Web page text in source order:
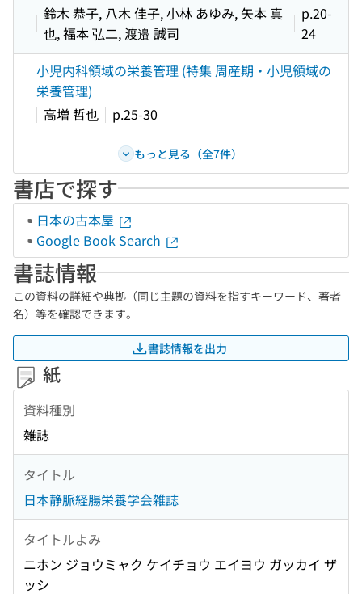
鈴木 恭子, 八木 佳子, 小林 あゆみ, 矢本 真
也, 福本 弘二, 渡邉 誠司
p.20-
24
小児内科領域の栄養管理 (特集 周産期・小児領域の
栄養管理)
高増 哲也
p.25-30
もっと見る（全7件）
書店で探す
日本の古本屋
Google Book Search
書誌情報
この資料の詳細や典拠（同じ主題の資料を指すキーワード、著者
名）等を確認できます。
書誌情報を出力
紙
資料種別
雑誌
タイトル
日本静脈経腸栄養学会雑誌
タイトルよみ
ニホン ジョウミャク ケイチョウ エイヨウ ガッカイ ザ
ッシ